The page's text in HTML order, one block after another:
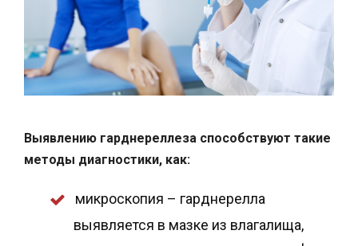
Выявлению гарднереллеза способствуют такие
методы диагностики, как:
микроскопия – гарднерелла
выявляется в мазке из влагалища,